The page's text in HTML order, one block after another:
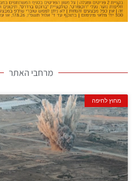
מרחבי האתר
מחוץ לחיפה